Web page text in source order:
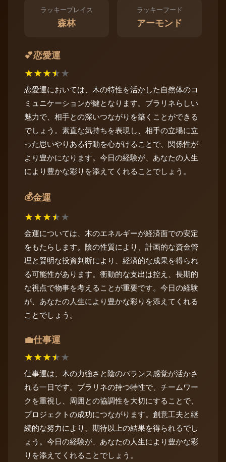
ラッキープレイス
森林
ラッキーフード
アーモンド
💕恋愛運
★★★★★
恋愛運においては、木の特性を活かした自然体のコ
ミュニケーションが鍵となります。プラリネらしい
魅力で、相手との深いつながりを築くことができる
でしょう。素直な気持ちを表現し、相手の立場に立
った思いやりある行動を心がけることで、関係性が
より豊かになります。今日の経験が、あなたの人生
により豊かな彩りを添えてくれることでしょう。
💰金運
★★★★★
金運については、木のエネルギーが経済面での安定
をもたらします。陰の性質により、計画的な資金管
理と賢明な投資判断により、経済的な成果を得られ
る可能性があります。衝動的な支出は控え、長期的
な視点で物事を考えることが重要です。今日の経験
が、あなたの人生により豊かな彩りを添えてくれる
ことでしょう。
💼仕事運
★★★★★
仕事運は、木の力強さと陰のバランス感覚が活かさ
れる一日です。プラリネの持つ特性で、チームワー
クを重視し、周囲との協調性を大切にすることで、
プロジェクトの成功につながります。創意工夫と継
続的な努力により、期待以上の結果を得られるでし
ょう。今日の経験が、あなたの人生により豊かな彩
りを添えてくれることでしょう。